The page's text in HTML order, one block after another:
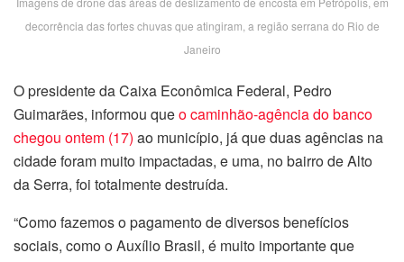
decorrência das fortes chuvas que atingiram, a região serrana do Rio de
Janeiro
O presidente da Caixa Econômica Federal, Pedro
Guimarães, informou queo caminhão-agência do banco
chegou ontem (17) ao município, já que duas agências na
cidade foram muito impactadas, e uma, no bairro de Alto
da Serra, foi totalmente destruída.
“Como fazemos o pagamento de diversos benefícios
sociais, como o Auxílio Brasil, é muito importante que